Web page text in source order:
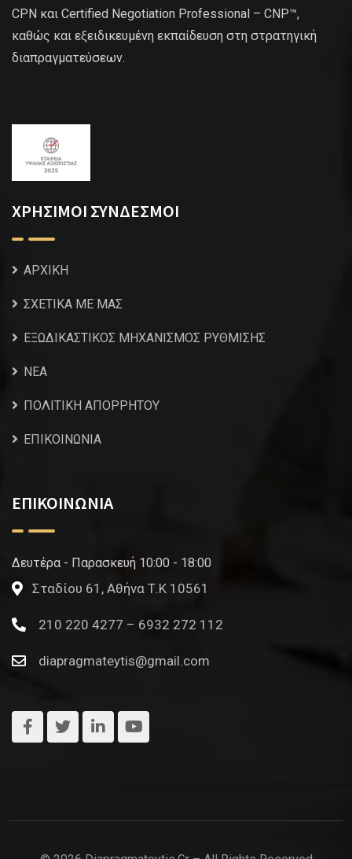
CPN και Certified Negotiation Professional – CNP™,
καθώς και εξειδικευμένη εκπαίδευση στη στρατηγική
διαπραγματεύσεων.
ΧΡΗΣΙΜΟΙ ΣΥΝΔΕΣΜΟΙ
ΑΡΧΙΚΗ
ΣΧΕΤΙΚΑ ΜΕ ΜΑΣ
ΕΞΩΔΙΚΑΣΤΙΚΟΣ ΜΗΧΑΝΙΣΜΟΣ ΡΥΘΜΙΣΗΣ
NEA
ΠΟΛΙΤΙΚΗ ΑΠΟΡΡΗΤΟΥ
ΕΠΙΚΟΙΝΩΝΙΑ
ΕΠΙΚΟΙΝΩΝΙΑ
Δευτέρα - Παρασκευή 10:00 - 18:00
Σταδίου 61, Αθήνα Τ.Κ 10561
210 220 4277 – 6932 272 112
diapragmateytis@gmail.com